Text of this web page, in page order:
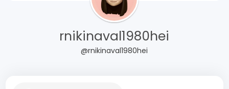
rnikinaval1980hei
@rnikinaval1980hei